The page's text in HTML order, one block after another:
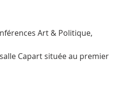
Art & Politique,
Capart située au premier